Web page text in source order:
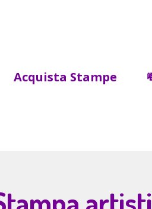
Acquista Stampe